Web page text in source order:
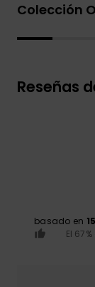
Colección
Reseñas
basado en
El